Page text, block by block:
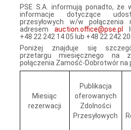
PSE S.A. informują ponadto, że
informacje dotyczące
przesyłowych w/w
adresem auction.office@pse.pl
+48 22 242 14 05 lub +48 22 242 20
Poniżej znajduje się
przetargu miesięcznego na
połączenia Zamość-Dobrotwór na
Miesiąc
rezerwacji
Publikacja
oferowanych
Zdolności
Przesyłowych